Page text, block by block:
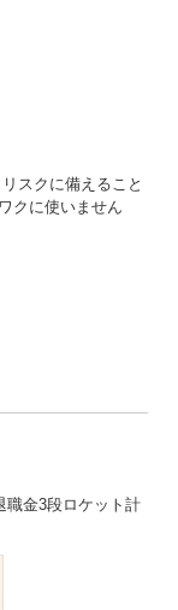
スクに備えること
クに使いません
職金3段ロケット計